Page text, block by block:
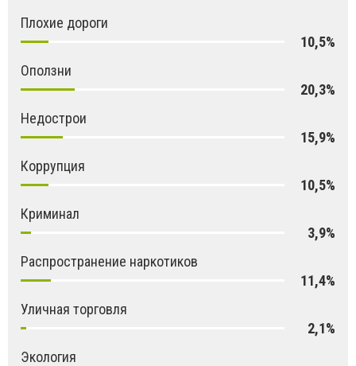
Плохие дороги
10,5%
Оползни
20,3%
Недострои
15,9%
Коррупция
10,5%
Криминал
3,9%
Распространение наркотиков
11,4%
Уличная торговля
2,1%
Экология